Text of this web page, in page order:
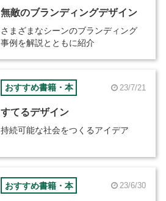
無敵のブランディングデザイン
さまざまなシーンのブランディング
事例を解説とともに紹介
おすすめ書籍・本 23/7/21
すてるデザイン
持続可能な社会をつくるアイデア
おすすめ書籍・本 23/6/30